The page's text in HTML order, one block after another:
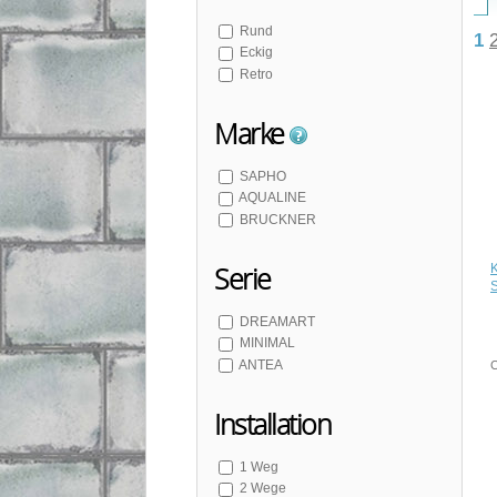
Chrom-Gold
Rund
Eckig
Retro
Marke
SAPHO
AQUALINE
BRUCKNER
Serie
DREAMART
MINIMAL
ANTEA
Installation
1 Weg
2 Wege
1